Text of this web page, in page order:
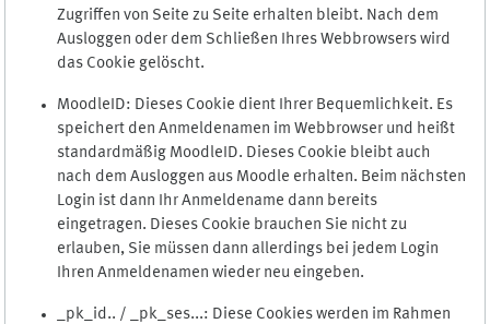
Zugriffen von Seite zu Seite erhalten bleibt. Nach dem
Ausloggen oder dem Schließen Ihres Webbrowsers wird
das Cookie gelöscht.
MoodleID: Dieses Cookie dient Ihrer Bequemlichkeit. Es
speichert den Anmeldenamen im Webbrowser und heißt
standardmäßig MoodleID. Dieses Cookie bleibt auch
nach dem Ausloggen aus Moodle erhalten. Beim nächsten
Login ist dann Ihr Anmeldename dann bereits
eingetragen. Dieses Cookie brauchen Sie nicht zu
erlauben, Sie müssen dann allerdings bei jedem Login
Ihren Anmeldenamen wieder neu eingeben.
_pk_id.. / _pk_ses...: Diese Cookies werden im Rahmen